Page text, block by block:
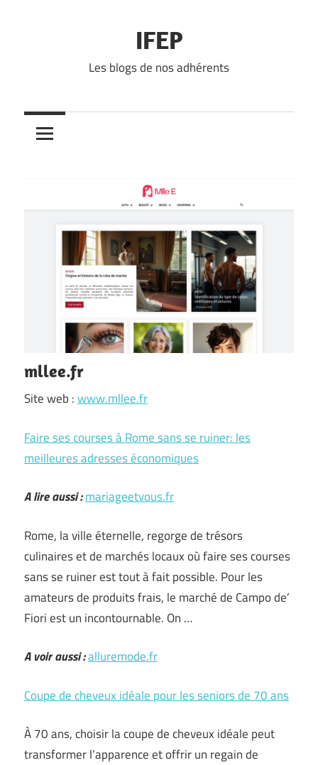
IFEP
Les blogs de nos adhérents
mllee.fr
Site web :www.mllee.fr
Faire ses courses à Rome sans se ruiner: les
meilleures adresses économiques
A lire aussi :mariageetvous.fr
Rome, la ville éternelle, regorge de trésors
culinaires et de marchés locaux où faire ses courses
sans se ruiner est tout à fait possible. Pour les
amateurs de produits frais, le marché de Campo de’
Fiori est un incontournable. On …
A voir aussi :alluremode.fr
Coupe de cheveux idéale pour les seniors de 70 ans
À 70 ans, choisir la coupe de cheveux idéale peut
transformer l’apparence et offrir un regain de